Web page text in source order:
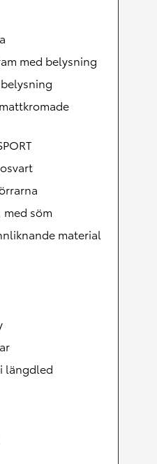
med belysning
söm
material
längdled